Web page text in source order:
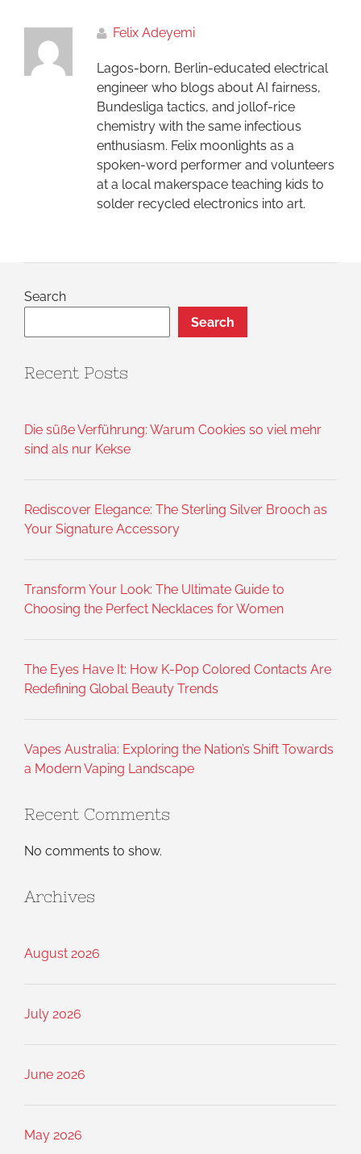
Felix Adeyemi
Lagos-born, Berlin-educated electrical
engineer who blogs about AI fairness,
Bundesliga tactics, and jollof-rice
chemistry with the same infectious
enthusiasm. Felix moonlights as a
spoken-word performer and volunteers
at a local makerspace teaching kids to
solder recycled electronics into art.
Search
Search
Recent Posts
Die süße Verführung: Warum Cookies so viel mehr
sind als nur Kekse
Rediscover Elegance: The Sterling Silver Brooch as
Your Signature Accessory
Transform Your Look: The Ultimate Guide to
Choosing the Perfect Necklaces for Women
The Eyes Have It: How K-Pop Colored Contacts Are
Redefining Global Beauty Trends
Vapes Australia: Exploring the Nation’s Shift Towards
a Modern Vaping Landscape
Recent Comments
No comments to show.
Archives
August 2026
July 2026
June 2026
May 2026